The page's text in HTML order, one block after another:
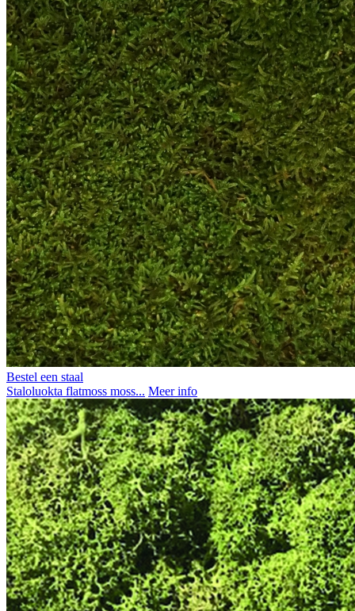
Bestel een staal
Staloluokta flatmoss moss... Meer info